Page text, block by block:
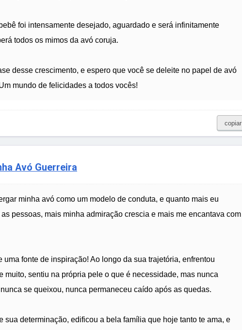
foi intensamente desejado, aguardado e será infinitamente
todos os mimos da avó coruja.
desse crescimento, e espero que você se deleite no papel de avó
mundo de felicidades a todos vocês!
copiar
Avó Guerreira
minha avó como um modelo de conduta, e quanto mais eu
pessoas, mais minha admiração crescia e mais me encantava com
uma fonte de inspiração! Ao longo da sua trajetória, enfrentou
muito, sentiu na própria pele o que é necessidade, mas nunca
se queixou, nunca permaneceu caído após as quedas.
sua determinação, edificou a bela família que hoje tanto te ama, e